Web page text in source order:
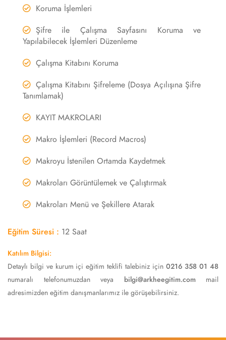
Koruma İşlemleri
Şifre ile Çalışma Sayfasını Koruma ve
Yapılabilecek İşlemleri Düzenleme
Çalışma Kitabını Koruma
Çalışma Kitabını Şifreleme (Dosya Açılışına Şifre
Tanımlamak)
KAYIT MAKROLARI
Makro İşlemleri (Record Macros)
Makroyu İstenilen Ortamda Kaydetmek
Makroları Görüntülemek ve Çalıştırmak
Makroları Menü ve Şekillere Atarak
Eğitim Süresi : 12 Saat
Katılım Bilgisi:
Detaylı bilgi ve kurum içi eğitim teklifi talebiniz için 0216 358 01 48
numaralı telefonumuzdan veya bilgi@arkheegitim.commail
adresimizden eğitim danışmanlarımız ile görüşebilirsiniz.